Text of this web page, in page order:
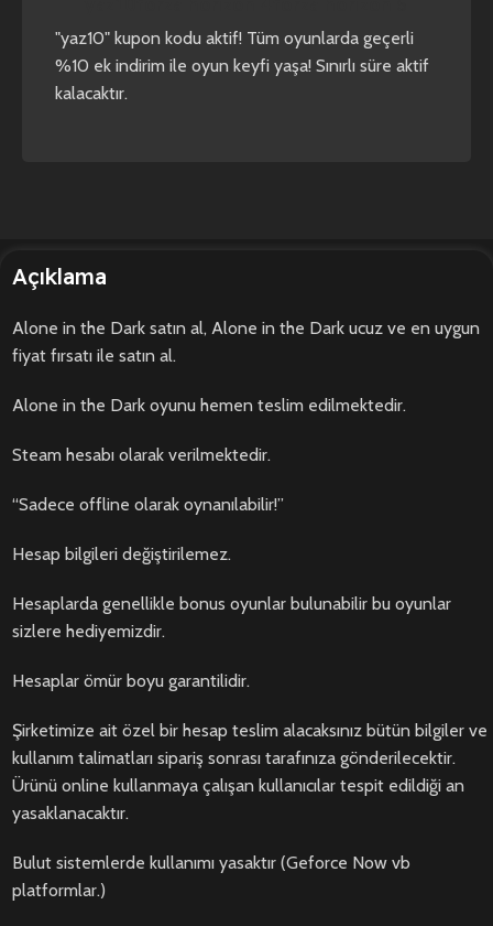
"yaz10" kupon kodu aktif! Tüm oyunlarda geçerli
%10 ek indirim ile oyun keyfi yaşa! Sınırlı süre aktif
kalacaktır.
Açıklama
Alone in the Dark satın al, Alone in the Dark ucuz ve en uygun
fiyat fırsatı ile satın al.
Alone in the Dark oyunu hemen teslim edilmektedir.
Steam hesabı olarak verilmektedir.
“Sadece offline olarak oynanılabilir!”
Hesap bilgileri değiştirilemez.
Hesaplarda genellikle bonus oyunlar bulunabilir bu oyunlar
sizlere hediyemizdir.
Hesaplar ömür boyu garantilidir.
Şirketimize ait özel bir hesap teslim alacaksınız bütün bilgiler ve
kullanım talimatları sipariş sonrası tarafınıza gönderilecektir.
Ürünü online kullanmaya çalışan kullanıcılar tespit edildiği an
yasaklanacaktır.
Bulut sistemlerde kullanımı yasaktır (Geforce Now vb
platformlar.)